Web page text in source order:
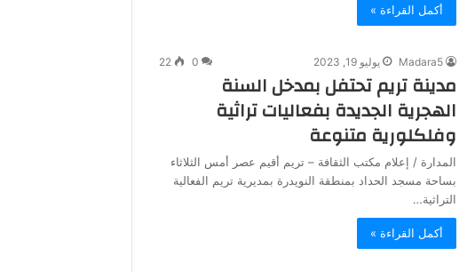
أكمل القراءة »
Madara5 يوليو 19, 2023 0
22
مدينة تريم تحتفل بمدخل السنة
الهجرية الجديدة بفعاليات تراثية
وفلكلورية متنوعة
المدارة / إعلام مكتب الثقافة – تريم أقيم عصر أمس الثلاثاء
بساحة مسجد الحداد بمنطقة النويدرة بمديرية تريم الفعالية
التراثية…
أكمل القراءة »